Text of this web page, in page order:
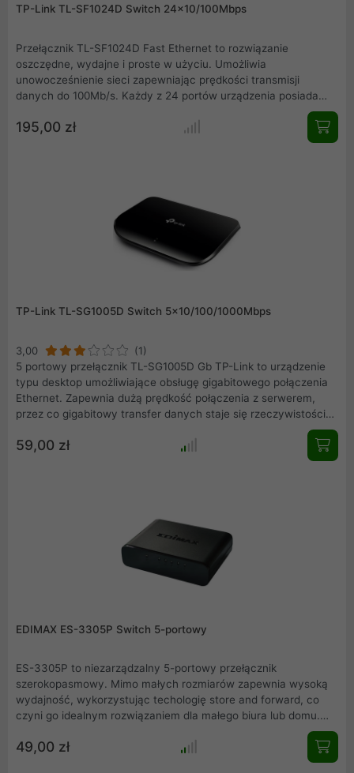
TP-Link TL-SF1024D Switch 24x10/100Mbps
Przełącznik TL-SF1024D Fast Ethernet to rozwiązanie
oszczędne, wydajne i proste w użyciu. Umożliwia
unowocześnienie sieci zapewniając prędkości transmisji
danych do 100Mb/s. Każdy z 24 portów urządzenia posiada
funkcję automatycznego krosowania MDI/MDIX pozwalając na
szybką instalację urządzenia bez konieczności sprawdzania
typu użytych kabli. Przełącznik TL-SF1024D jest przyjazny dla
195,00 zł
TP-Link TL-SG1005D Switch 5x10/100/1000Mbps
3,00
(1)
5 portowy przełącznik TL-SG1005D Gb TP-Link to urządzenie
typu desktop umożliwiające obsługę gigabitowego połączenia
Ethernet. Zapewnia dużą prędkość połączenia z serwerem,
przez co gigabitowy transfer danych staje się rzeczywistością.
Przełącznik TL-SG1005D jest urządzeniem energooszczędnym.
Korzysta z innowacyjnej technologii pozwalającej zaoszczędzić
do 70% zużytej energii, przez co stanowi rozwiązanie przyjazne
59,00 zł
EDIMAX ES-3305P Switch 5-portowy
ES-3305P to niezarządzalny 5-portowy przełącznik
szerokopasmowy. Mimo małych rozmiarów zapewnia wysoką
wydajność, wykorzystując techologię store and forward, co
czyni go idealnym rozwiązaniem dla małego biura lub domu.
Przełącznik ES-3305P jest idealnym, a jednocześnie tanim
rozwiązaniem do zwiększenia sieci lokalnej lub przesyłania
plików multimedialnych, streamingu obrazu czy gier on line.
49,00 zł